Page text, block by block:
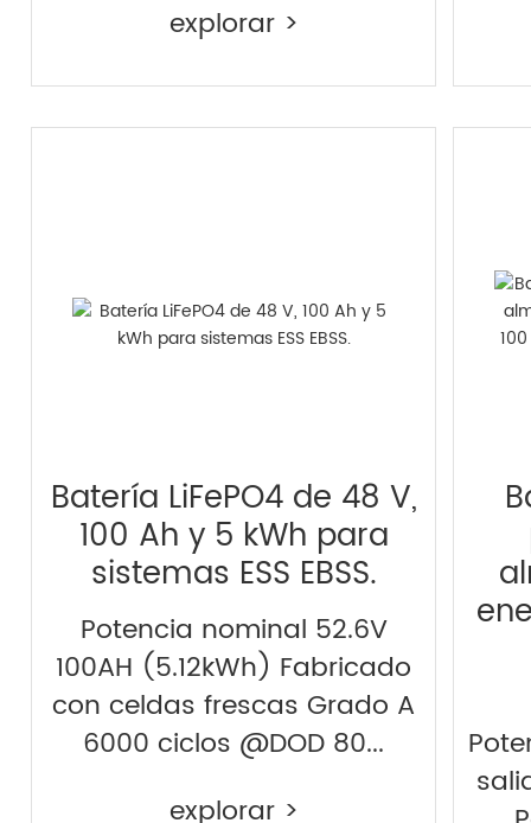
explorar >
Batería LiFePO4 de 48 V,
100 Ah y 5 kWh para
sistemas ESS EBSS.
Potencia nominal 52.6V
100AH (5.12kWh) Fabricado
con celdas frescas Grado A
6000 ciclos @DOD 80...
explorar >